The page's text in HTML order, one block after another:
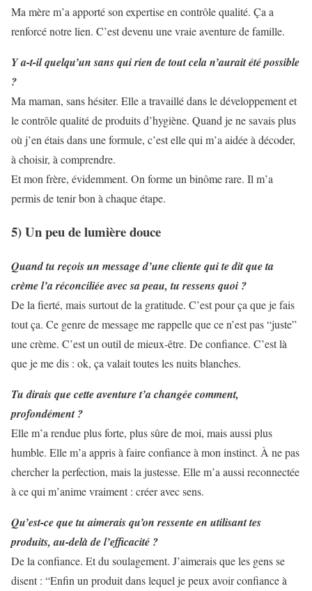
Ma mère m’a apporté son expertise en contrôle qualité. Ça a
renforcé notre lien. C’est devenu une vraie aventure de famille.
Y a-t-il quelqu’un sans qui rien de tout cela n’aurait été possible
?
Ma maman, sans hésiter. Elle a travaillé dans le développement et
le contrôle qualité de produits d’hygiène. Quand je ne savais plus
où j’en étais dans une formule, c’est elle qui m’a aidée à décoder,
à choisir, à comprendre.
Et mon frère, évidemment. On forme un binôme rare. Il m’a
permis de tenir bon à chaque étape.
5) Un peu de lumière douce
Quand tu reçois un message d’une cliente qui te dit que ta
crème l’a réconciliée avec sa peau, tu ressens quoi ?
De la fierté, mais surtout de la gratitude. C’est pour ça que je fais
tout ça. Ce genre de message me rappelle que ce n’est pas “juste”
une crème. C’est un outil de mieux-être. De confiance. C’est là
que je me dis : ok, ça valait toutes les nuits blanches.
Tu dirais que cette aventure t’a changée comment,
profondément ?
Elle m’a rendue plus forte, plus sûre de moi, mais aussi plus
humble. Elle m’a appris à faire confiance à mon instinct. À ne pas
chercher la perfection, mais la justesse. Elle m’a aussi reconnectée
à ce qui m’anime vraiment : créer avec sens.
Qu’est-ce que tu aimerais qu’on ressente en utilisant tes
produits, au-delà de l’efficacité ?
De la confiance. Et du soulagement. J’aimerais que les gens se
disent : “Enfin un produit dans lequel je peux avoir confiance à